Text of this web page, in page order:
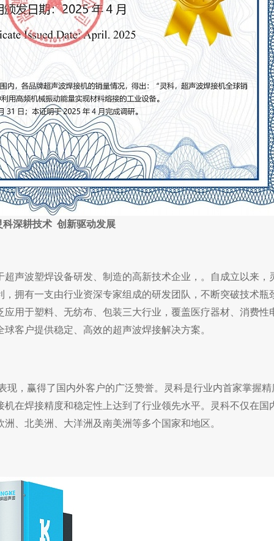
科深耕技术 创新驱动发展
声波塑焊设备研发、制造的高新技术企业，。自成立以来，
拥有一支由行业资深专家组成的研发团队，不断突破技术瓶
用于塑料、无纺布、包装三大行业，覆盖医疗器材、消费性
客户提供稳定、高效的超声波焊接解决方案。
现，赢得了国内外客户的广泛赞誉。灵科是行业内首家掌握精
在焊接精度和稳定性上达到了行业领先水平。灵科不仅在国
、北美洲、大洋洲及南美洲等多个国家和地区。